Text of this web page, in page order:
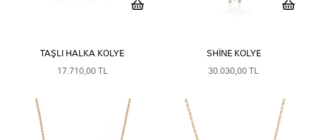
TAŞLI HALKA KOLYE
17.710,00 TL
SHINE KOLYE
30.030,00 TL